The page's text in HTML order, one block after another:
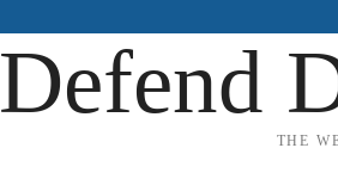
Defend
THE